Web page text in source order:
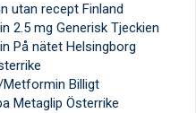
utan recept Finland
2.5 mg Generisk Tjeckien
På nätet Helsingborg
Metformin Billigt
Metaglip Österrike